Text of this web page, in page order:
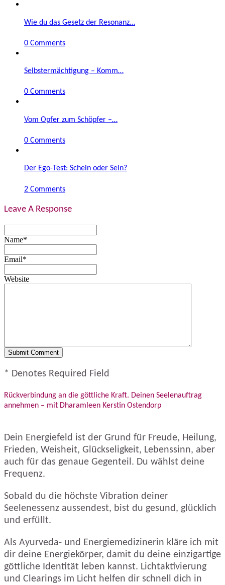
Wie du das Gesetz der Resonanz…
0 Comments
Selbstermächtigung – Komm…
0 Comments
Vom Opfer zum Schöpfer –…
0 Comments
Der Ego-Test: Schein oder Sein?
2 Comments
Leave A Response
Name*
Email*
Website
* Denotes Required Field
Rückverbindung an die göttliche Kraft. Deinen Seelenauftrag
annehmen – mit Dharamleen Kerstin Ostendorp
Dein Energiefeld ist der Grund für Freude, Heilung,
Frieden, Weisheit, Glückseligkeit, Lebenssinn, aber
auch für das genaue Gegenteil. Du wählst deine
Frequenz.
Sobald du die höchste Vibration deiner
Seelenessenz aussendest, bist du gesund, glücklich
und erfüllt.
Als Ayurveda- und Energiemedizinerin kläre ich mit
dir deine Energiekörper, damit du deine einzigartige
göttliche Identität leben kannst. Lichtaktivierung
und Clearings im Licht helfen dir schnell dich in